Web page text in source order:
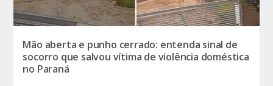
Mão aberta e punho cerrado: entenda sinal de
socorro que salvou vítima de violência doméstica
no Paraná